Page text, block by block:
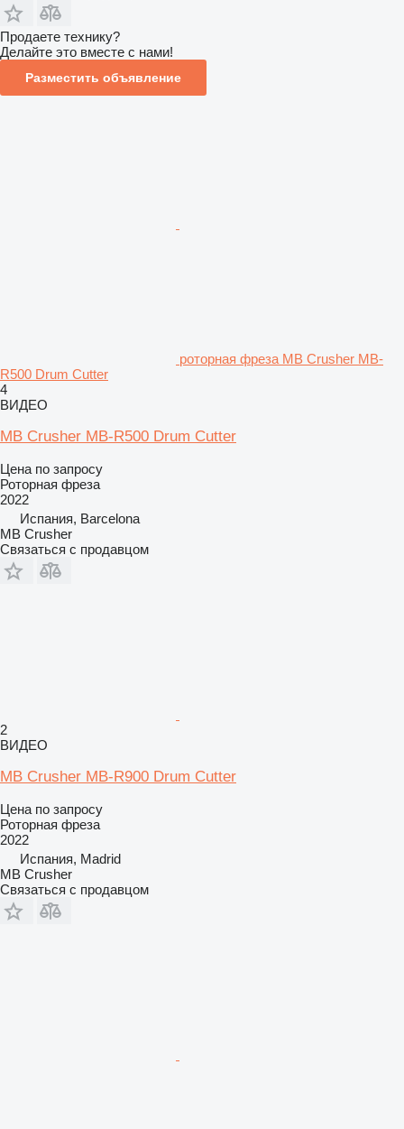
Продаете технику?
Делайте это вместе с нами!
Разместить объявление
роторная фреза MB Crusher MB-
R500 Drum Cutter
4
ВИДЕО
MB Crusher MB-R500 Drum Cutter
Цена по запросу
Роторная фреза
2022
Испания, Barcelona
MB Crusher
Связаться с продавцом
2
ВИДЕО
MB Crusher MB-R900 Drum Cutter
Цена по запросу
Роторная фреза
2022
Испания, Madrid
MB Crusher
Связаться с продавцом